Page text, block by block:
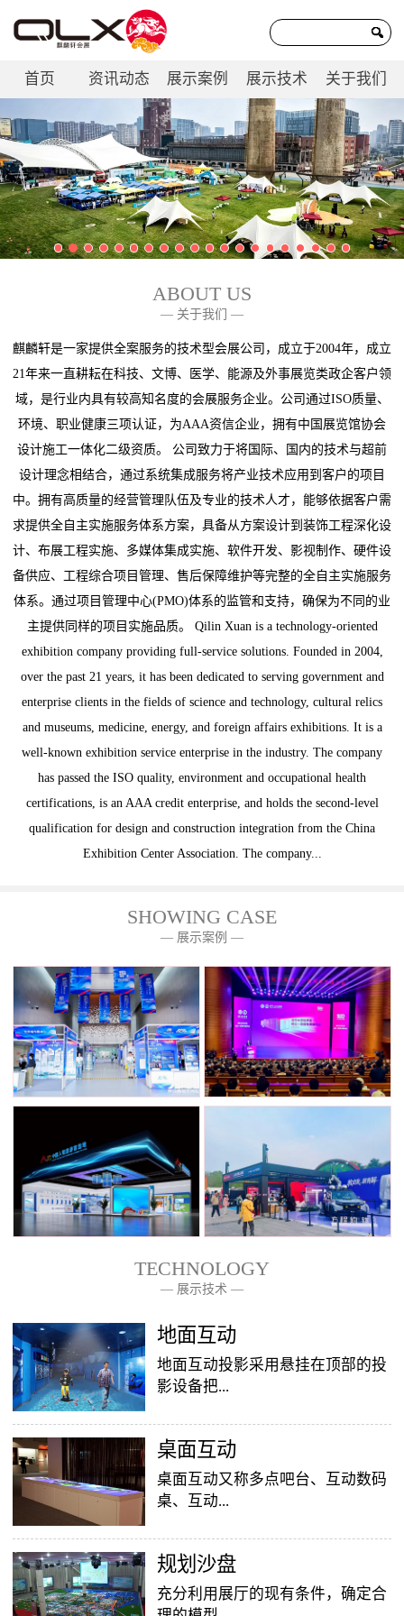
首页 资讯动态 展示案例 展示技术 关于我们
联系我们
ABOUT US
— 关于我们 —
麒麟轩是一家提供全案服务的技术型会展公司，成立于2004年，成立
21年来一直耕耘在科技、文博、医学、能源及外事展览类政企客户领
域，是行业内具有较高知名度的会展服务企业。公司通过ISO质量、
环境、职业健康三项认证，为AAA资信企业，拥有中国展览馆协会
设计施工一体化二级资质。 公司致力于将国际、国内的技术与超前
设计理念相结合，通过系统集成服务将产业技术应用到客户的项目
中。拥有高质量的经营管理队伍及专业的技术人才，能够依据客户需
求提供全自主实施服务体系方案，具备从方案设计到装饰工程深化设
计、布展工程实施、多媒体集成实施、软件开发、影视制作、硬件设
备供应、工程综合项目管理、售后保障维护等完整的全自主实施服务
体系。通过项目管理中心(PMO)体系的监管和支持，确保为不同的业
主提供同样的项目实施品质。 Qilin Xuan is a technology-oriented
exhibition company providing full-service solutions. Founded in 2004,
over the past 21 years, it has been dedicated to serving government and
enterprise clients in the fields of science and technology, cultural relics
and museums, medicine, energy, and foreign affairs exhibitions. It is a
well-known exhibition service enterprise in the industry. The company
has passed the ISO quality, environment and occupational health
certifications, is an AAA credit enterprise, and holds the second-level
qualification for design and construction integration from the China
Exhibition Center Association. The company...
SHOWING CASE
— 展示案例 —
TECHNOLOGY
— 展示技术 —
地面互动
地面互动投影采用悬挂在顶部的投
影设备把...
影像效果投射到地面，当参访着走
至投影区域时，通过系统识别，参
访者可以直接使用双脚或动作与投
效果就会随着你的脚步产生相应的
变幻。地面互动投影系统是集虚拟
互动投影项目，包括水波纹、翻
桌面互动
桌面互动又称多点吧台、互动数码
桌、互动...
投影桌面，让普通的吧台（桌面）
变成一个多媒体互动娱乐游戏消费
平台，图文并茂，形式新颖，令桌
​规划沙盘
充分利用展厅的现有条件，确定合